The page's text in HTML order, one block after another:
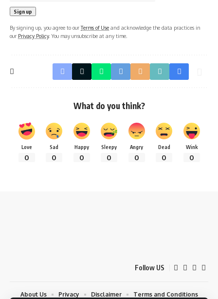
By signing up, you agree to ourTerms of Use and acknowledge the data practices in
our Privacy Policy. You may unsubscribe at any time.
What do you think?
Love
0
Sad
0
Happy
0
Sleepy
0
Angry
0
Dead
0
Wink
0
Follow US
About Us Privacy Disclaimer Terms and Conditions